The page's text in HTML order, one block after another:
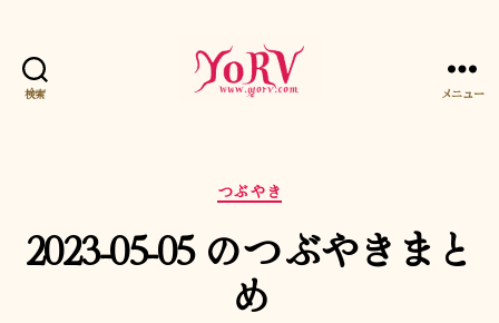
検索 メニュー
カ
テ
ゴ
リ
ー
つぶやき
2023-05-05 のつぶやきまと
め